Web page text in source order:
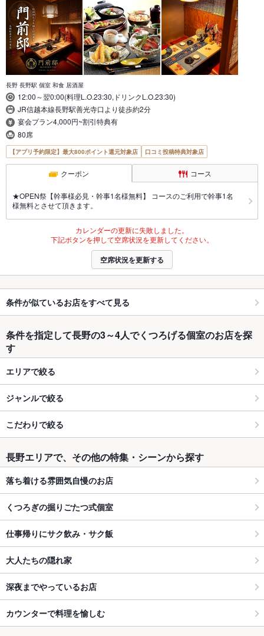
長野 長野駅 個室 和食 居酒屋
12:00～翌0:00(料理L.O.23:30,ドリンクL.O.23:30)
JR信越本線長野駅善光寺口より徒歩約2分
宴会プラン4,000円~割引特典有
80席
【アプリ予約限定】最大800ポイント還元対象店 口コミ投稿特典対象店
クーポン コース
★OPEN祭【幹事様必見・幹事1名様無料】 コースのご利用で幹事1名
様無料とさせて頂きます。
カレンダーの更新に失敗しました。
下記ボタンを押して空席状況を更新してください。
空席状況を更新する
条件が似ているお店をすべて見る
条件を指定して長野の3～4人でくつろげる個室のお店を探
す
エリアで絞る
ジャンルで絞る
こだわりで絞る
長野エリアで、その他の特集・シーンから探す
落ち着ける雰囲気自慢のお店
くつろぎの掘りごたつ式個室
仕事帰りにサク飲み・サク飯
大人たちの隠れ家
深夜までやっているお店
カウンターで料理を愉しむ